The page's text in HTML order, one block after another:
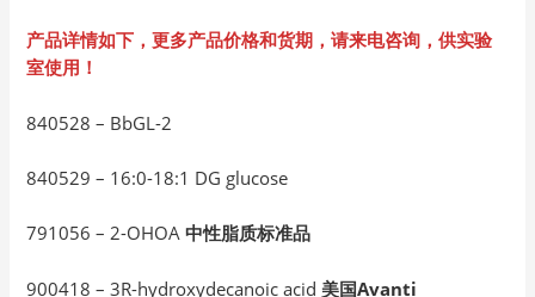
产品详情如下，更多产品价格和货期，请来电咨询，供实验
室使用！
840528 – BbGL-2
840529 – 16:0-18:1 DG glucose
791056 – 2-OHOA中性脂质标准品
900418 – 3R-hydroxydecanoic acid美国Avanti